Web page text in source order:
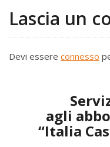
Lascia un
Devi essere connesso
agli
“Italia